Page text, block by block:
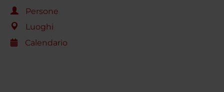
Persone
Luoghi
Calendario